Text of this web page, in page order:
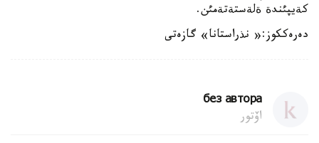
كةيپئندة ةلةستةتةمئن.
دەرەككوز:« نذراستانا» گازەتى
без автора
اۆتور